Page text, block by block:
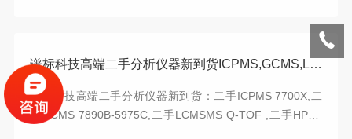
谱标科技高端二手分析仪器新到货ICPMS,GCMS,LCMSMS等
谱标科技高端二手分析仪器新到货：二手ICPMS 7700X,二
手GCMS 7890B-5975C,二手LCMSMS Q-TOF ,二手HPLC